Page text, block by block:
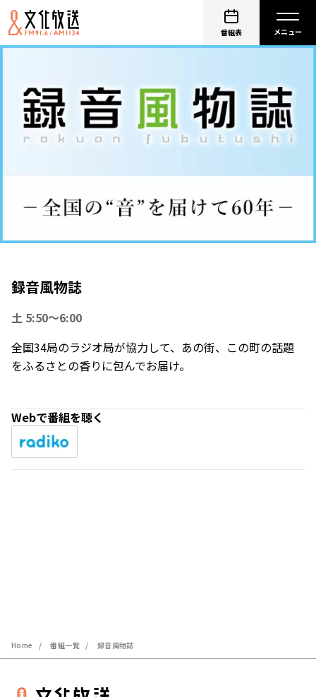
番組表
録音風物誌
土 5:50～6:00
全国34局のラジオ局が協力して、あの街、この町の話題
をふるさとの香りに包んでお届け。
Webで番組を聴く
Home 番組一覧 録音風物誌